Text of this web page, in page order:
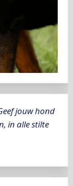
jouw hond
in alle stilte